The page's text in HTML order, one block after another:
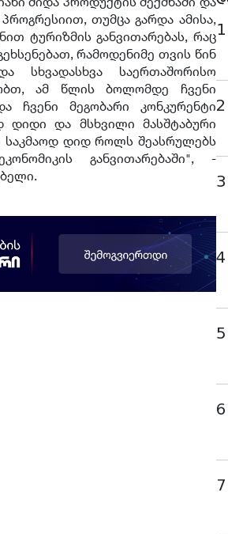
თუმცა გარდა ამისა,
ტურიზმის განვითარებას, რაც
რამოდენიმე თვის წინ
სხვადასხვა საერთაშორისო
ამ წლის ბოლომდე ჩვენი
მეგობარი კონკურენტი
დიდი და მსხვილი მასშტაბური
საკმაოდ დიდ როლს შეასრულებს
განვითარებაში", -
1
2
3
4
5
6
7